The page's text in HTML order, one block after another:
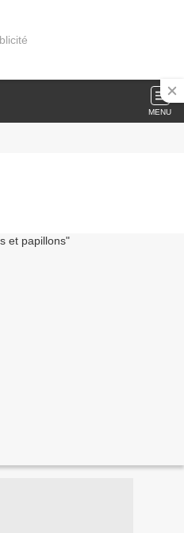
MENU